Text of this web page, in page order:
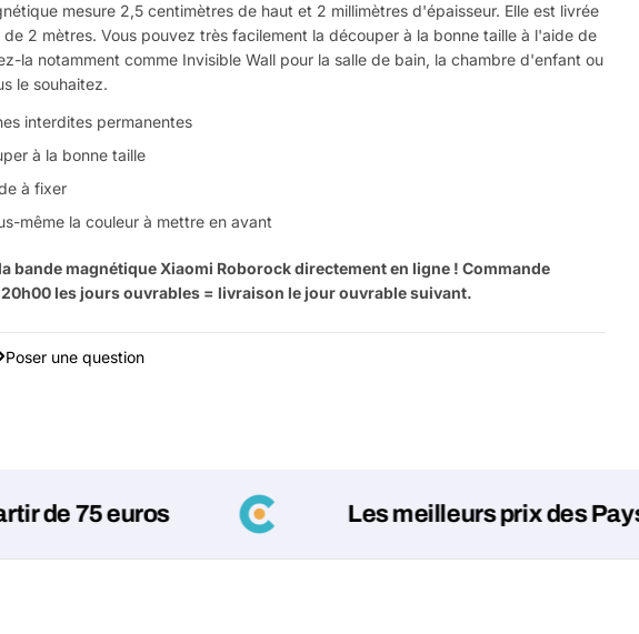
mesure 2,5 centimètres de haut et 2 millimètres d'épaisseur. Elle est livrée
de 2 mètres. Vous pouvez très facilement la découper à la bonne taille à l'aide de
la notamment comme Invisible Wall pour la salle de bain, la chambre d'enfant ou
le souhaitez.
interdites permanentes
à la bonne taille
à fixer
même la couleur à mettre en avant
bande magnétique Xiaomi Roborock directement en ligne ! Commande
20h00 les jours ouvrables = livraison le jour ouvrable suivant.
Poser une question
75 euros Les meilleurs prix des Pays-Bas !